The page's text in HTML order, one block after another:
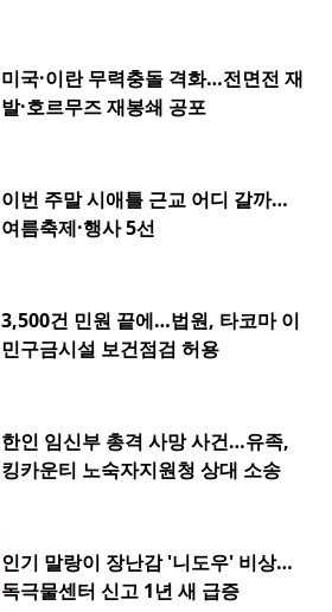
미국·이란 무력충돌 격화…전면전 재
발·호르무즈 재봉쇄 공포
이번 주말 시애틀 근교 어디 갈까…
여름축제·행사 5선
3,500건 민원 끝에…법원, 타코마 이
민구금시설 보건점검 허용
한인 임신부 총격 사망 사건…유족,
킹카운티 노숙자지원청 상대 소송
인기 말랑이 장난감 '니도우' 비상…
독극물센터 신고 1년 새 급증